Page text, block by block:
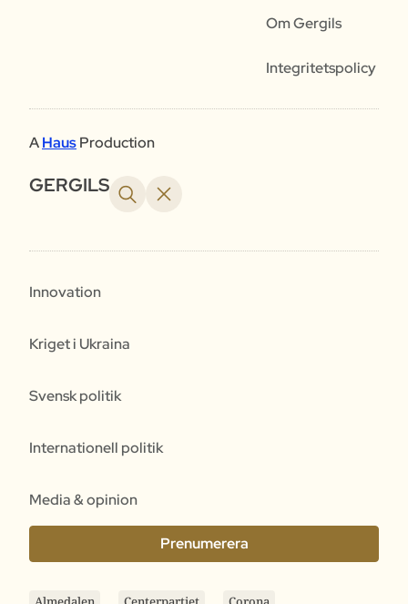
Om Gergils
Integritetspolicy
AHausProduction
GERGILS
Innovation
Kriget i Ukraina
Svensk politik
Internationell politik
Media & opinion
Prenumerera